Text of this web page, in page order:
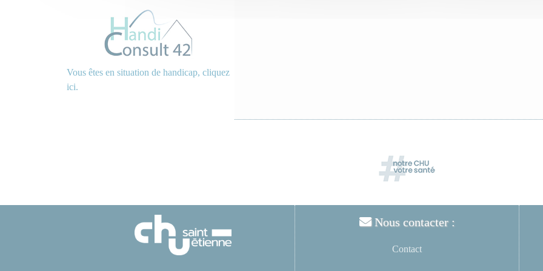
Vous êtes en situation de handicap, cliquez
ici.
Nous contacter :
Contact